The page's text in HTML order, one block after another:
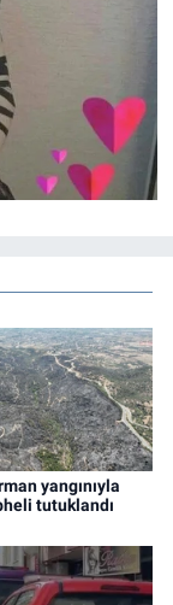
yangınıyla
tutuklandı